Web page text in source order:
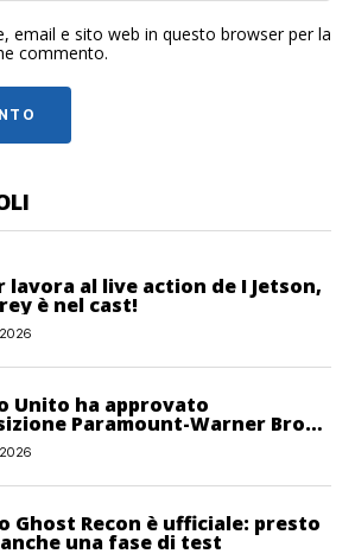
email e sito web in questo browser per la
commento.
lavora al live action de I Jetson,
è nel cast!
Unito ha approvato
Paramount-Warner Bros
Ghost Recon è ufficiale: presto
una fase di test